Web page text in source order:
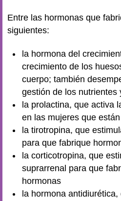
Entre las hormonas que
siguientes:
la hormona del
crecimiento de los
cuerpo; también
gestión de los nutrientes
la prolactina, que activa
en las mujeres que
la tirotropina, que
para que fabrique
la corticotropina, que
suprarrenal para que
hormonas
la hormona